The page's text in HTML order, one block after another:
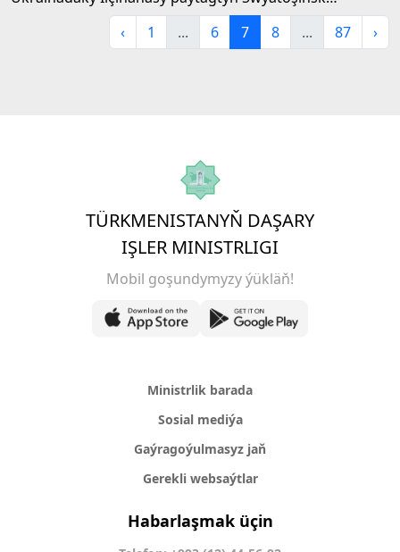
etrabynyň bilim...
‹ 1 ... 6 7 8 ... 87 ›
TÜRKMENISTANYŇ DAŞARY
IŞLER MINISTRLIGI
Mobil goşundymyzy ýükläň!
Ministrlik barada
Sosial mediýa
Gaýragoýulmasyz jaň
Gerekli websaýtlar
Habarlaşmak üçin